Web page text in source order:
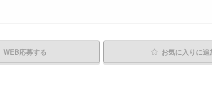
WEB応募する お気に入り に追